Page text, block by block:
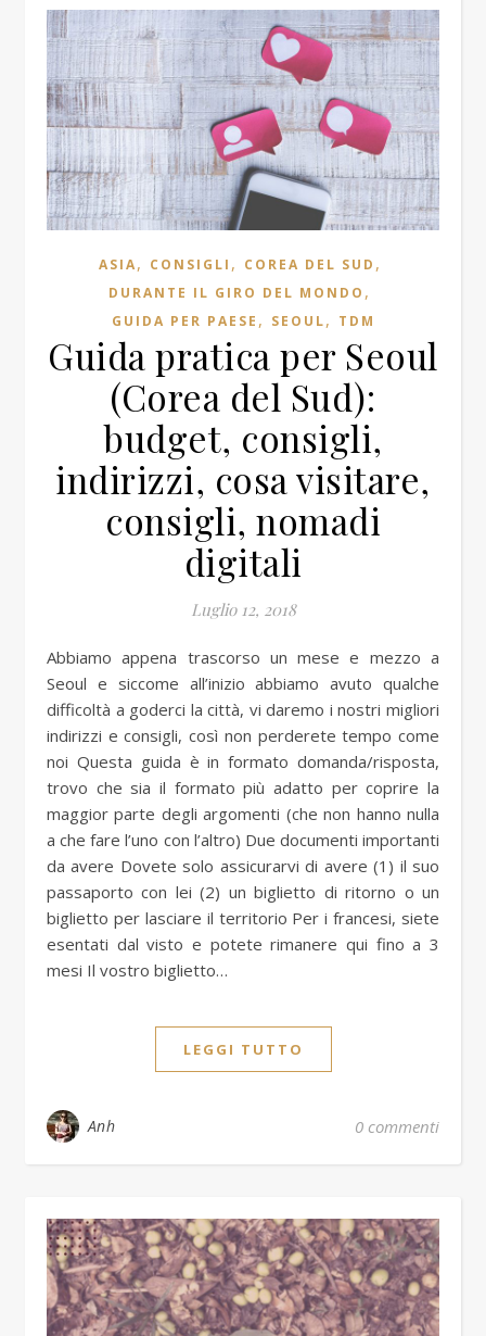
ASIA, CONSIGLI , COREA DEL SUD ,
DURANTE IL GIRO DEL MONDO ,
GUIDA PER PAESE , SEOUL, TDM
Guida pratica per Seoul
(Corea del Sud):
budget, consigli,
indirizzi, cosa visitare,
consigli, nomadi
digitali
Luglio 12, 2018
Abbiamo appena trascorso un mese e mezzo a
Seoul e siccome all’inizio abbiamo avuto qualche
difficoltà a goderci la città, vi daremo i nostri migliori
indirizzi e consigli, così non perderete tempo come
noi Questa guida è in formato domanda/risposta,
trovo che sia il formato più adatto per coprire la
maggior parte degli argomenti (che non hanno nulla
a che fare l’uno con l’altro) Due documenti importanti
da avere Dovete solo assicurarvi di avere (1) il suo
passaporto con lei (2) un biglietto di ritorno o un
biglietto per lasciare il territorio Per i francesi, siete
esentati dal visto e potete rimanere qui fino a 3
mesi Il vostro biglietto…
LEGGI TUTTO
Anh 0 commenti